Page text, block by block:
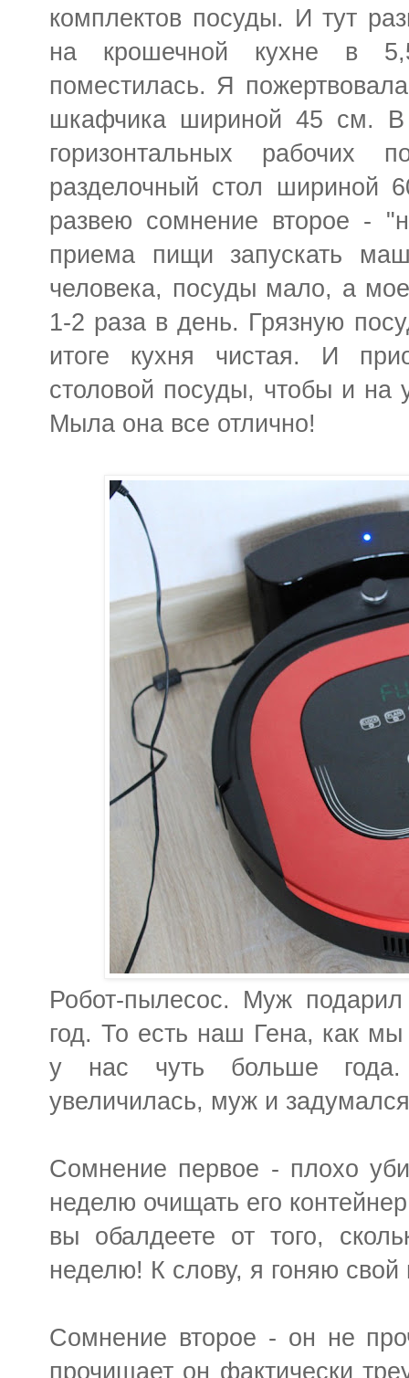
комплектов посуды. И тут
на крошечной кухне в
поместилась. Я
шкафчика шириной 45 см. В
горизонтальных рабочих
разделочный стол шириной
развею сомнение второе -
приема пищи запускать
человека, посуды мало, а
1-2 раза в день. Грязную
итоге кухня чистая. И
столовой посуды, чтобы и на
Мыла она все отлично!
Робот-пылесос. Муж
год. То есть наш Гена, как
у нас чуть больше года.
увеличилась, муж и
Сомнение первое - плохо
неделю очищать его
вы обалдеете от того,
неделю! К слову, я гоняю
Сомнение второе - он не
прочищает он фактически